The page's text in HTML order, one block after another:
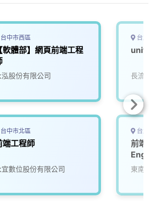
台中市西區
【軟體部】網頁前端工程
泓股份有限公司
台中市北區
端工程師
宜數位股份有限公司
台北
unity
長流機
台北
前端
東南旅